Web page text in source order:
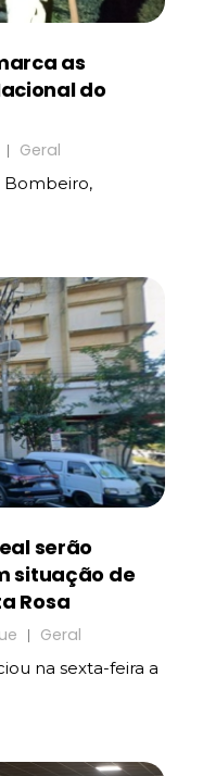
as
do
Geral
Bombeiro,
serão
situação de
Rosa
Geral
na sexta-feira a